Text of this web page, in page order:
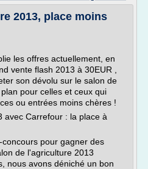
2013, place moins
les offres actuellement, en
vente flash 2013 à 30EUR ,
son dévolu sur le salon de
pour celles et ceux qui
ou entrées moins chères !
avec Carrefour : la place à
pour gagner des
de l'agriculture 2013
nous avons déniché un bon